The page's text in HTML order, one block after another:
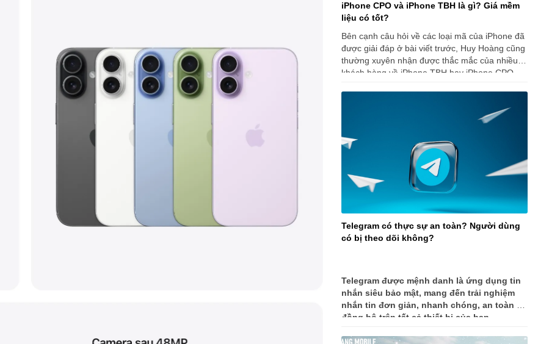
iPhone CPO và iPhone TBH là gì? Giá mềm
liệu có tốt?
Bên cạnh câu hỏi về các loại mã của iPhone đã
được giải đáp ở bài viết trước, Huy Hoàng cũng
thường xuyên nhận được thắc mắc của nhiều
khách hàng về iPhone TBH hay iPhone CPO.
Telegram có thực sự an toàn? Người dùng
có bị theo dõi không?
Telegram được mệnh danh là ứng dụng tin
nhắn siêu bảo mật, mang đến trải nghiệm
nhắn tin đơn giản, nhanh chóng, an toàn và
đồng bộ trên tất cả thiết bị của bạn.